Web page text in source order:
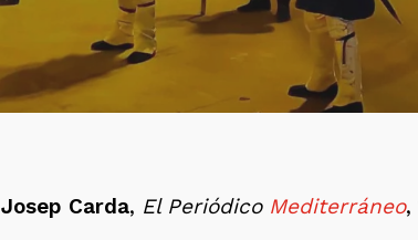
Josep Carda, El Periódico Mediterráneo,